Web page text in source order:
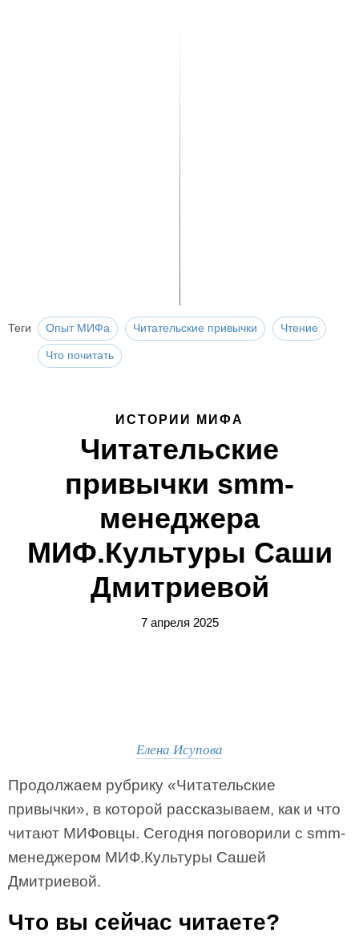
Теги Опыт МИФа Читательские привычки Чтение
Что почитать
ИСТОРИИ МИФА
Читательские
привычки smm-
менеджера
МИФ.Культуры Саши
Дмитриевой
7 апреля 2025
Елена Исупова
Продолжаем рубрику «Читательские
привычки», в которой рассказываем, как и что
читают МИФовцы. Сегодня поговорили с smm-
менеджером МИФ.Культуры Сашей
Дмитриевой.
Что вы сейчас читаете?